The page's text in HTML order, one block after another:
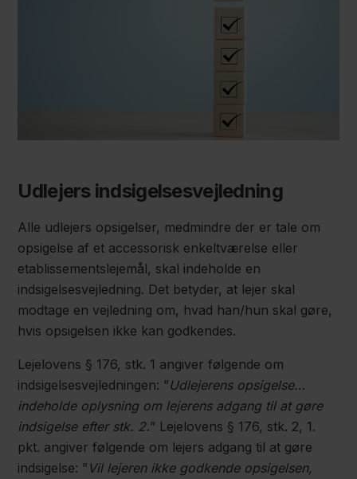
Udlejers indsigelsesvejledning
Alle udlejers opsigelser, medmindre der er tale om
opsigelse af et accessorisk enkeltværelse eller
etablissementslejemål, skal indeholde en
indsigelsesvejledning. Det betyder, at lejer skal
modtage en vejledning om, hvad han/hun skal gøre,
hvis opsigelsen ikke kan godkendes.
Lejelovens § 176, stk. 1 angiver følgende om
indsigelsesvejledningen: ”Udlejerens opsigelse…
indeholde oplysning om lejerens adgang til at gøre
indsigelse efter stk. 2.” Lejelovens § 176, stk. 2, 1.
pkt. angiver følgende om lejers adgang til at gøre
indsigelse: ” Vil lejeren ikke godkende opsigelsen,